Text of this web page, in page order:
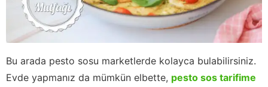
Bu arada pesto sosu marketlerde kolayca bulabilirsiniz.
Evde yapmanız da mümkün elbette, pesto sos tarifime